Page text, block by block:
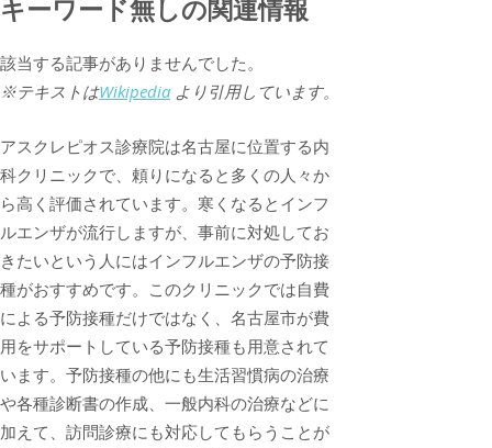
キーワード無しの関連情報
該当する記事がありませんでした。
※テキストはWikipedia より引用しています。
アスクレピオス診療院は名古屋に位置する内
科クリニックで、頼りになると多くの人々か
ら高く評価されています。寒くなるとインフ
ルエンザが流行しますが、事前に対処してお
きたいという人にはインフルエンザの予防接
種がおすすめです。このクリニックでは自費
による予防接種だけではなく、名古屋市が費
用をサポートしている予防接種も用意されて
います。予防接種の他にも生活習慣病の治療
や各種診断書の作成、一般内科の治療などに
加えて、訪問診療にも対応してもらうことが